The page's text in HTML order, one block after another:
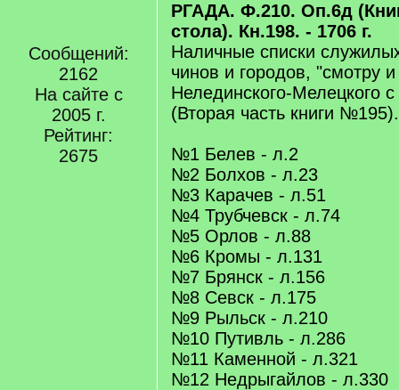
Сообщений:
2162
На сайте с
2005 г.
Рейтинг:
2675
РГАДА. Ф.210. Оп.6д
стола). Кн.198. - 1706 г.
Наличные списки
чинов и городов, "смотру
Нелединского-Мелецкого
(Вторая часть книги
№1 Белев - л.2
№2 Болхов - л.23
№3 Карачев - л.51
№4 Трубчевск - л.74
№5 Орлов - л.88
№6 Кромы - л.131
№7 Брянск - л.156
№8 Севск - л.175
№9 Рыльск - л.210
№10 Путивль - л.286
№11 Каменной - л.321
№12 Недрыгайлов - л.330